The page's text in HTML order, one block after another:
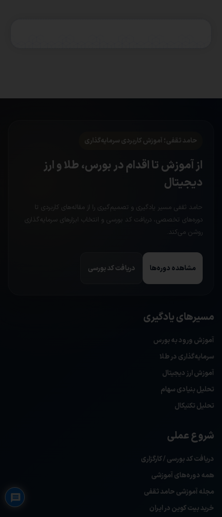
حامد ثقفی؛ آموزش کاربردی سرمایه‌گذاری
از آموزش تا اقدام در بورس، طلا و ارز
دیجیتال
حامد ثقفی مسیر یادگیری و تصمیم‌گیری را از مقاله‌های کاربردی تا
دوره‌های تخصصی، دریافت کد بورسی و انتخاب ابزارهای سرمایه‌گذاری
روشن می‌کند.
مشاهده دوره‌ها دریافت کد بورسی
مسیرهای یادگیری
آموزش ورود به بورس
سرمایه‌گذاری در طلا
آموزش ارز دیجیتال
تحلیل بنیادی سهام
تحلیل تکنیکال
شروع عملی
دریافت کد بورسی / کارگزاری
همه دوره‌های آموزشی
مجله آموزشی حامد ثقفی
خرید بیت کوین در ایران
Privacy Policy